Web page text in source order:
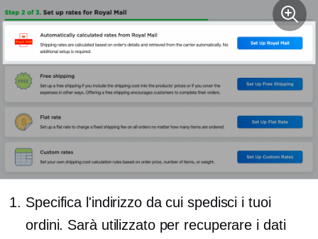
Specifica l'indirizzo da cui spedisci i tuoi
ordini. Sarà utilizzato per recuperare i dati